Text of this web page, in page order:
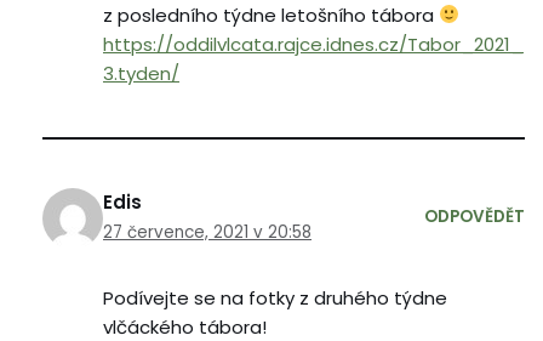
z posledního týdne letošního tábora
https://oddilvlcata.rajce.idnes.cz/Tabor_2021_
3.tyden/
Edis
27 července, 2021 v 20:58
ODPOVĚDĚT
Podívejte se na fotky z druhého týdne
vlčáckého tábora!